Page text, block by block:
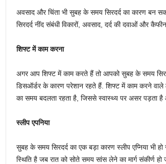
अवसाद और चिंता भी सुबह के समय सिरदर्द का कारण बन
सिरदर्द नींद संबंधी विकारों, अवसाद, दर्द की दवाओं और
शिफ्ट में काम करना
अगर आप शिफ्ट में काम करते हैं तो आपको सुबह के समय
डिसऑर्डर के कारण परेशान रहते हैं. शिफ्ट में काम करने वाले
का समय बदलता रहता है, जिससे स्वास्थ्य पर असर पड़ता है
स्लीप एपनिया
सुबह के समय सिरदर्द का एक बड़ा कारण स्लीप एप्निया भी
स्थिति है जब रात को सोते समय सांस लेने का मार्ग संकीर्ण